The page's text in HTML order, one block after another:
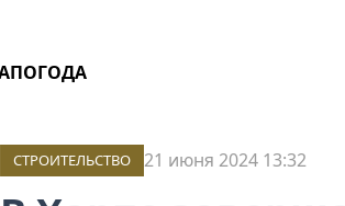
ПОГОДА
СТРОИТЕЛЬСТВО 21 июня 2024 13:32